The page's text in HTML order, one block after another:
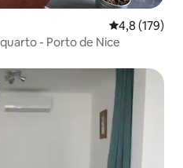
4,8 de uma
4,8 (179)
- Porto de Nice
hóspedes